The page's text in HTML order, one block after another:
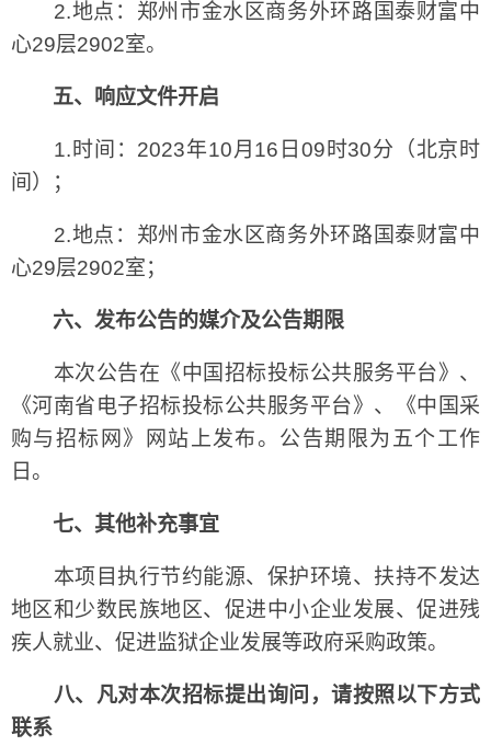
2.地点：郑州市金水区商务外环路国泰财富中
心29层2902室。
五、响应文件开启
1.时间：2023年10月16日09时30分（北京时
间）；
2.地点：郑州市金水区商务外环路国泰财富中
心29层2902室；
六、发布公告的媒介及公告期限
本次公告在《中国招标投标公共服务平台》、
《河南省电子招标投标公共服务平台》、《中国采
购与招标网》网站上发布。公告期限为五个工作
日。
七、其他补充事宜
本项目执行节约能源、保护环境、扶持不发达
地区和少数民族地区、促进中小企业发展、促进残
疾人就业、促进监狱企业发展等政府采购政策。
八、凡对本次招标提出询问，请按照以下方式
联系